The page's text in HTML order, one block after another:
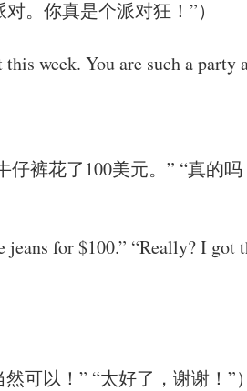
。你真是个派对狂！”）
week. You are such a party
裤花了100美元。” “真的
for $100.” “Really? I got
可以！” “太好了，谢谢！”）